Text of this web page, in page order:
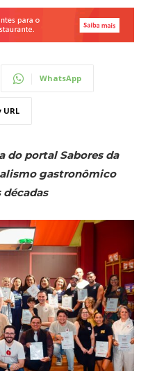
WhatsApp
URL
do portal Sabores da
gastronômico
décadas